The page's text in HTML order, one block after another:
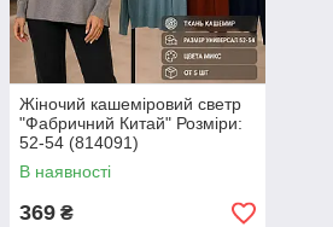
Жіночий кашеміровий светр
"Фабричний Китай" Розміри:
52-54 (814091)
В наявності
369 ₴